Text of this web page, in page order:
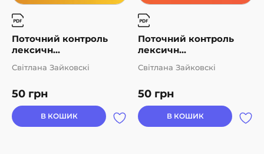
Поточний контроль
лексичн...
50 грн
Світлана Зайковскі
В КОШИК
Поточний контроль
лексичн...
50 грн
Світлана Зайковскі
В КОШИК